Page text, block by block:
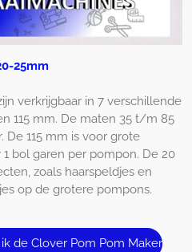
25mm
verkrijgbaar in 7 verschillende
115 mm. De maten 35 t/m 85
De 115 mm is voor grote
bol garen per pompon. De 20
zoals haarspeldjes en
op de grotere pompons.
de Clover Pom Pom Maker